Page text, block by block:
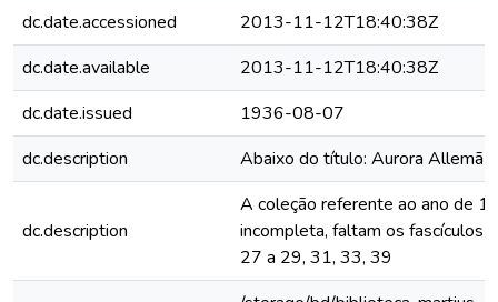
dc.date.accessioned
2013-11-12T18:40:38Z
dc.date.available
2013-11-12T18:40:38Z
dc.date.issued
1936-08-07
dc.description
Abaixo do título: Aurora Allemã
dc.description
A coleção referente ao ano de
incompleta, faltam os fascículos
27 a 29, 31, 33, 39